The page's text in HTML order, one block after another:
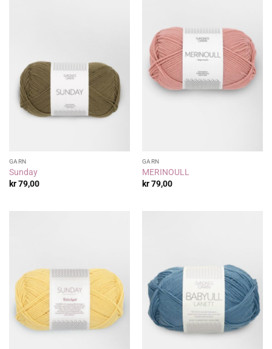
GARN
Sunday
kr79,00
GARN
MERINOULL
kr79,00